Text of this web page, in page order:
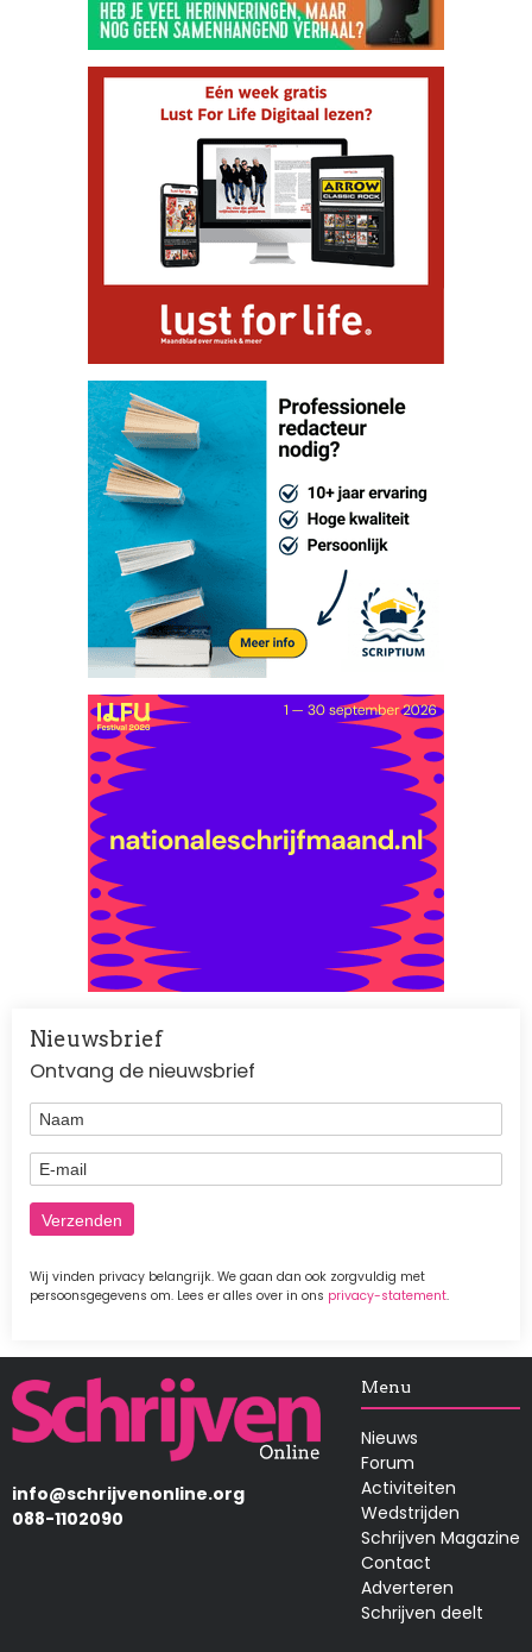
Nieuwsbrief
Ontvang de nieuwsbrief
Naam
E-mail
Wij vinden privacy belangrijk. We gaan dan ook zorgvuldig met
persoonsgegevens om. Lees er alles over in ons privacy-statement.
Afbeelding
info@schrijvenonline.org
088-1102090
Menu
Nieuws
Forum
Activiteiten
Wedstrijden
Schrijven Magazine
Contact
Adverteren
Schrijven deelt